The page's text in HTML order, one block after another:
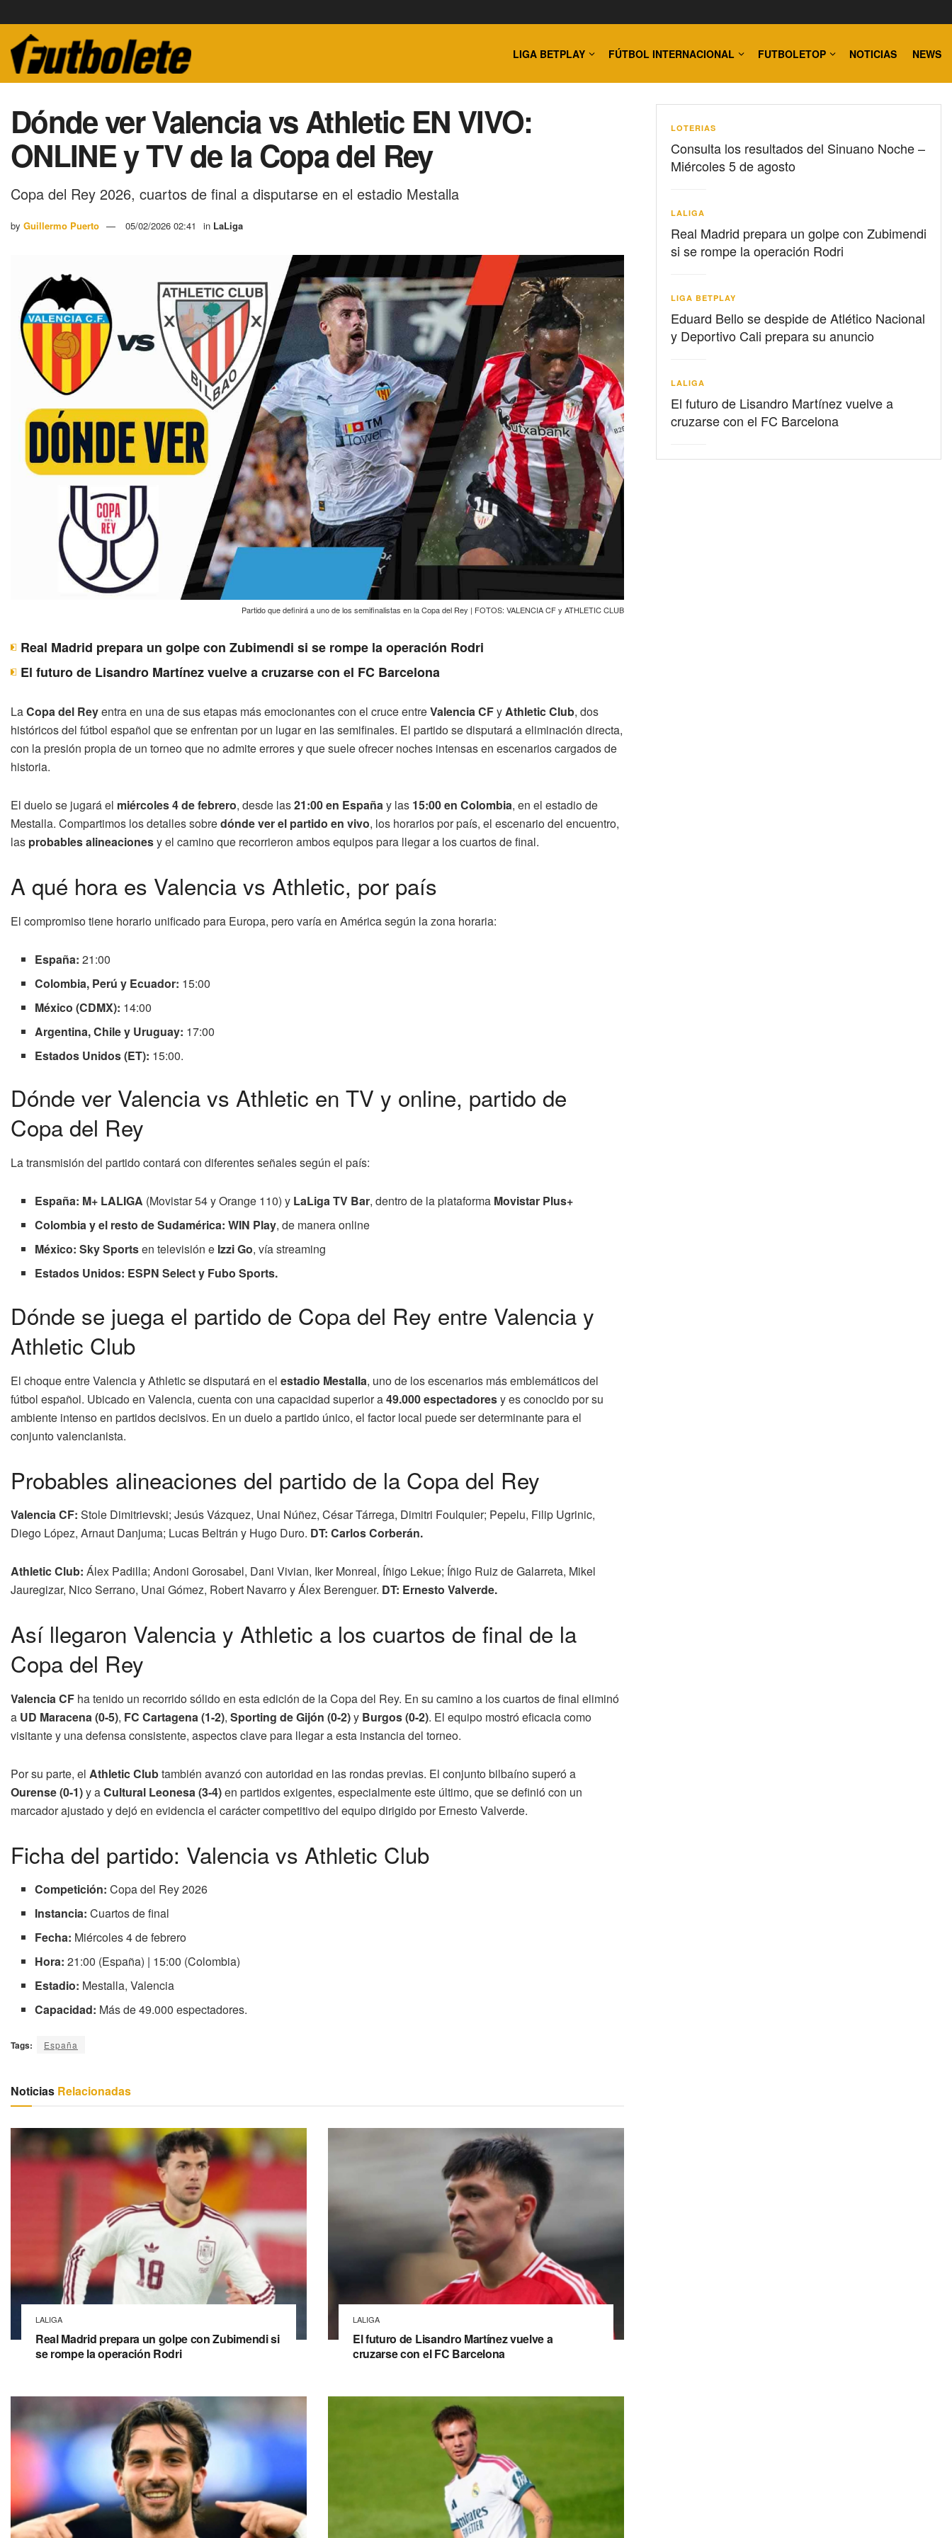
LIGA BETPLAY FÚTBOL INTERNACIONAL FUTBOLETOP NOTICIAS NEWS
Dónde ver Valencia vs Athletic EN VIVO:
ONLINE y TV de la Copa del Rey
Copa del Rey 2026, cuartos de final a disputarse en el estadio Mestalla
by Guillermo Puerto 05/02/2026 02:41 in LaLiga
Partido que definirá a uno de los semifinalistas en la Copa del Rey | FOTOS: VALENCIA CF y ATHLETIC CLUB
Real Madrid prepara un golpe con Zubimendi si se rompe la operación Rodri
El futuro de Lisandro Martínez vuelve a cruzarse con el FC Barcelona
LaCopa del Reyentra en una de sus etapas más emocionantes con el cruce entreValencia CFyAthletic Club, dos
históricos del fútbol español que se enfrentan por un lugar en las semifinales. El partido se disputará a eliminación directa,
con la presión propia de un torneo que no admite errores y que suele ofrecer noches intensas en escenarios cargados de
historia.
El duelo se jugará el miércoles 4 de febrero, desde las21:00 en Españay las 15:00 en Colombia, en el estadio de
Mestalla. Compartimos los detalles sobredónde ver el partido en vivo, los horarios por país, el escenario del encuentro,
las probables alineacionesy el camino que recorrieron ambos equipos para llegar a los cuartos de final.
A qué hora es Valencia vs Athletic, por país
El compromiso tiene horario unificado para Europa, pero varía en América según la zona horaria:
España: 21:00
Colombia, Perú y Ecuador: 15:00
México (CDMX): 14:00
Argentina, Chile y Uruguay: 17:00
Estados Unidos (ET): 15:00.
Dónde ver Valencia vs Athletic en TV y online, partido de
Copa del Rey
La transmisión del partido contará con diferentes señales según el país:
España: M+ LALIGA (Movistar 54 y Orange 110) y LaLiga TV Bar, dentro de la plataforma Movistar Plus+
Colombia y el resto de Sudamérica:WIN Play, de manera online
México:Sky Sportsen televisión e Izzi Go, vía streaming
Estados Unidos: ESPN Select y Fubo Sports.
Dónde se juega el partido de Copa del Rey entre Valencia y
Athletic Club
El choque entre Valencia y Athletic se disputará en el estadio Mestalla, uno de los escenarios más emblemáticos del
fútbol español. Ubicado en Valencia, cuenta con una capacidad superior a49.000 espectadoresy es conocido por su
ambiente intenso en partidos decisivos. En un duelo a partido único, el factor local puede ser determinante para el
conjunto valencianista.
Probables alineaciones del partido de la Copa del Rey
Valencia CF: Stole Dimitrievski; Jesús Vázquez, Unai Núñez, César Tárrega, Dimitri Foulquier; Pepelu, Filip Ugrinic,
Diego López, Arnaut Danjuma; Lucas Beltrán y Hugo Duro. DT: Carlos Corberán.
Athletic Club: Álex Padilla; Andoni Gorosabel, Dani Vivian, Iker Monreal, Íñigo Lekue; Íñigo Ruiz de Galarreta, Mikel
Jauregizar, Nico Serrano, Unai Gómez, Robert Navarro y Álex Berenguer. DT: Ernesto Valverde.
Así llegaron Valencia y Athletic a los cuartos de final de la
Copa del Rey
Valencia CF ha tenido un recorrido sólido en esta edición de la Copa del Rey. En su camino a los cuartos de final eliminó
a UD Maracena (0-5), FC Cartagena (1-2), Sporting de Gijón (0-2)y Burgos (0-2). El equipo mostró eficacia como
visitante y una defensa consistente, aspectos clave para llegar a esta instancia del torneo.
Por su parte, el Athletic Clubtambién avanzó con autoridad en las rondas previas. El conjunto bilbaíno superó a
Ourense (0-1)y aCultural Leonesa (3-4)en partidos exigentes, especialmente este último, que se definió con un
marcador ajustado y dejó en evidencia el carácter competitivo del equipo dirigido por Ernesto Valverde.
Ficha del partido: Valencia vs Athletic Club
Competición: Copa del Rey 2026
Instancia: Cuartos de final
Fecha: Miércoles 4 de febrero
Hora: 21:00 (España) | 15:00 (Colombia)
Estadio: Mestalla, Valencia
Capacidad: Más de 49.000 espectadores.
Tags: España
Noticias Relacionadas
LALIGA
Real Madrid prepara un golpe con Zubimendi si
se rompe la operación Rodri
LALIGA
El futuro de Lisandro Martínez vuelve a
cruzarse con el FC Barcelona
LOTERIAS
Consulta los resultados del Sinuano Noche –
Miércoles 5 de agosto
LALIGA
Real Madrid prepara un golpe con Zubimendi
si se rompe la operación Rodri
LIGA BETPLAY
Eduard Bello se despide de Atlético Nacional
y Deportivo Cali prepara su anuncio
LALIGA
El futuro de Lisandro Martínez vuelve a
cruzarse con el FC Barcelona